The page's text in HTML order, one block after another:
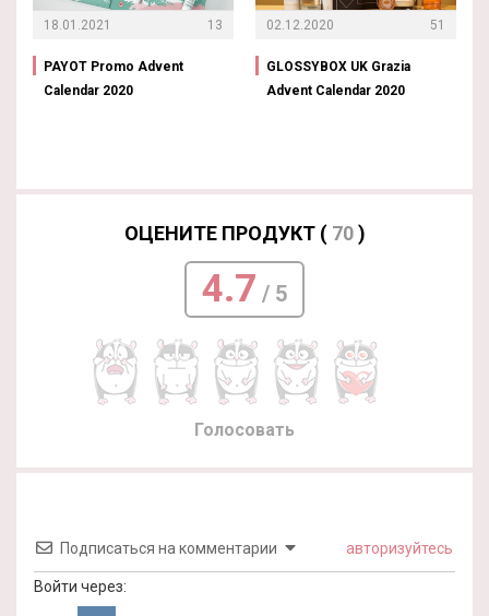
18.01.2021 13
PAYOT Promo Advent
Calendar 2020
02.12.2020 51
GLOSSYBOX UK Grazia
Advent Calendar 2020
ОЦЕНИТЕ ПРОДУКТ ( 70)
4.7 / 5
Голосовать
Подписаться на комментарии авторизуйтесь
Войти через: